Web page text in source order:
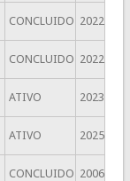
CONCLUIDO 2022
CONCLUIDO 2022
ATIVO 2023
ATIVO 2025
CONCLUIDO 2006